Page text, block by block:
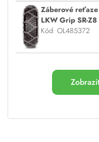
Záberové reťaze
LKW Grip SR-Z8
Kód: OL485372